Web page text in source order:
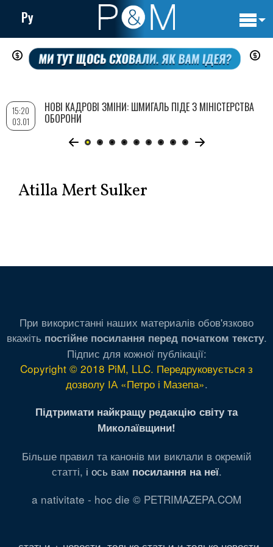
Перейти
до
вмісту
Ру
Atilla Mert Sulker
15:20
03.01
НОВІ КАДРОВІ ЗМІНИ: ШМИГАЛЬ ПІДЕ З МІНІСТЕРСТВА
ОБОРОНИ
При використанні наших материалів обов'язково
вкажіть постійне посилання перед початком тексту.
Підпис для кожної публікації:
Copyright © 2018 PiM, LLC. Передруковується з
дозволу ІА «Петро і Мазепа».
Підтримати найкращу редакцію світу та
Миколаївщини!
Більше правил та канонів ми виклали в окремій
статті, і ось вам посилання на неї.
a nativitate - hoc die © PETRIMAZEPA.COM